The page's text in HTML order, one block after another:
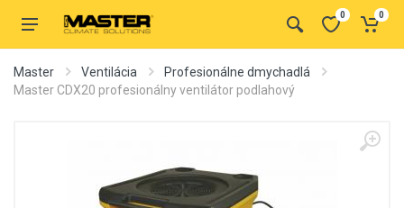
0 0
Master Ventilácia
Profesionálne dmychadlá
Master CDX20 profesionálny ventilátor podlahový